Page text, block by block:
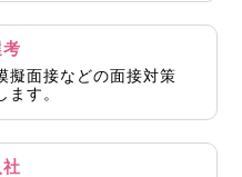
擬面接などの面接対策
す。